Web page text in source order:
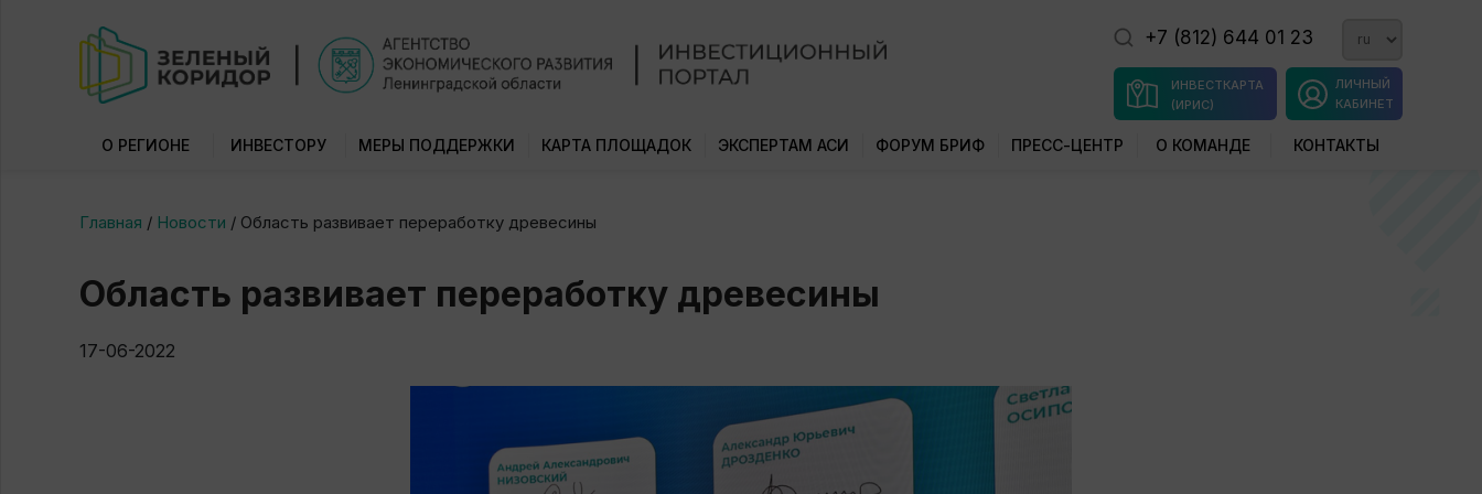
+7 (812) 644 01 23
ЛИЧНЫЙ
КАБИНЕТ
ИНВЕСТКАРТА
(ИРИС)
О РЕГИОНЕ ИНВЕСТОРУ МЕРЫ ПОДДЕРЖКИ КАРТА ПЛОЩАДОК ЭКСПЕРТАМ АСИ ФОРУМ БРИФ ПРЕСС-ЦЕНТР О КОМАНДЕ КОНТАКТЫ
Главная / Новости / Область развивает переработку древесины
Область развивает переработку древесины
17-06-2022